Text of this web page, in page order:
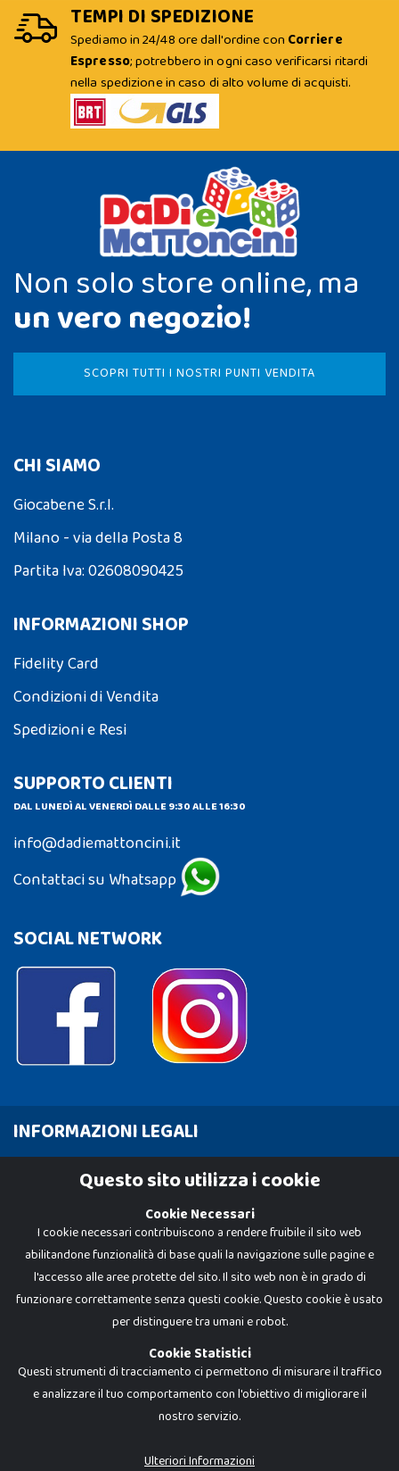
TEMPI DI SPEDIZIONE
Spediamo in 24/48 ore dall'ordine con Corriere
Espresso; potrebbero in ogni caso verificarsi ritardi
nella spedizione in caso di alto volume di acquisti.
Non solo store online, ma
un vero negozio!
SCOPRI TUTTI I NOSTRI PUNTI VENDITA
CHI SIAMO
Giocabene S.r.l.
Milano - via della Posta 8
Partita Iva: 02608090425
INFORMAZIONI SHOP
Fidelity Card
Condizioni di Vendita
Spedizioni e Resi
SUPPORTO CLIENTI
DAL LUNEDÌ AL VENERDÌ DALLE 9:30 ALLE 16:30
info@dadiemattoncini.it
Contattaci su Whatsapp
SOCIAL NETWORK
INFORMAZIONI LEGALI
Cookie Policy
Dadi e Mattoncini è un brand di Giocabene Srl. Ogni riproduzione o utilizzo non
I prezzi e le promozioni pubblicate potrebbero differire da quanto esposto in
Questo sito utilizza i cookie
Cookie Necessari
I cookie necessari contribuiscono a rendere fruibile il sito web
abilitandone funzionalità di base quali la navigazione sulle pagine e
l'accesso alle aree protette del sito. Il sito web non è in grado di
funzionare correttamente senza questi cookie. Questo cookie è usato
per distinguere tra umani e robot.
Cookie Statistici
Questi strumenti di tracciamento ci permettono di misurare il traffico
e analizzare il tuo comportamento con l'obiettivo di migliorare il
nostro servizio.
Ulteriori Informazioni